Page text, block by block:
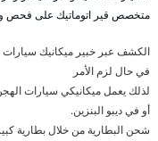
متخصص قير اتوماتيك على فحص
الكشف عبر خبير ميكانيك سيارات
في حال لزم الأمر
لذلك يعمل ميكانيكي سيارات
أو في ديبو البنزين.
شحن البطارية من خلال بطارية